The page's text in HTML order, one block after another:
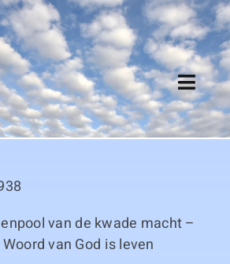
Algemeen
Thema boeken
van de kwade macht –
van God is leven